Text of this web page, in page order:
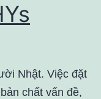
Nhật. Việc đặt
chất vấn đề,